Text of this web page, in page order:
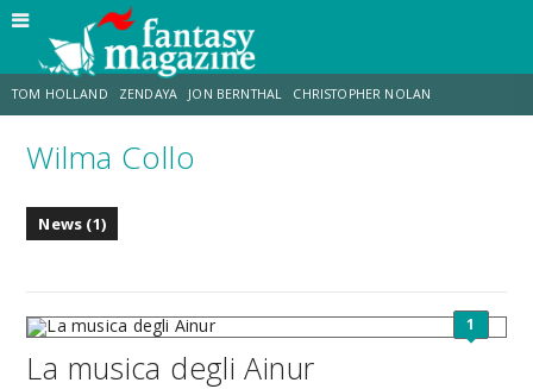
TOM HOLLAND ZENDAYA JON BERNTHAL CHRISTOPHER NOLAN
STRANIMONDI LUCCA COMICS & GAMES
Wilma Collo
News (1)
1
La musica degli Ainur